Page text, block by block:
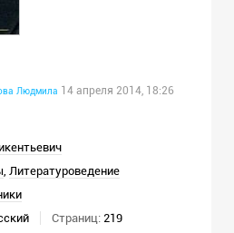
Людмила 14 апреля 2014, 18:26
Литературоведение
Страниц: 219